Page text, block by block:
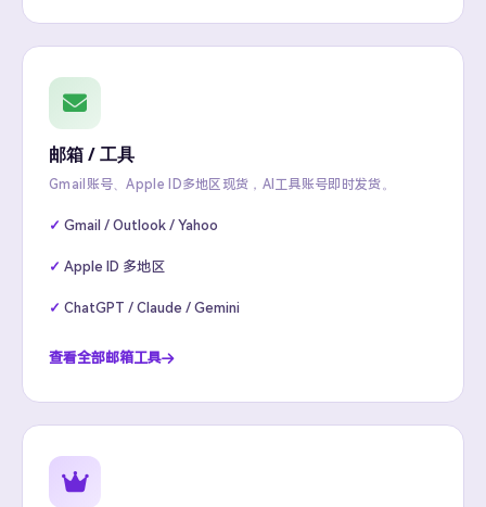
邮箱 / 工具
Gmail账号、Apple ID多地区现货，AI工具账号即时发货。
Gmail / Outlook / Yahoo
Apple ID 多地区
ChatGPT / Claude / Gemini
查看全部邮箱工具